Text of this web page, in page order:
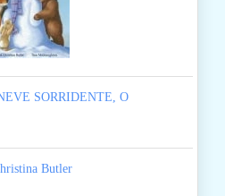
SORRIDENTE, O
Butler